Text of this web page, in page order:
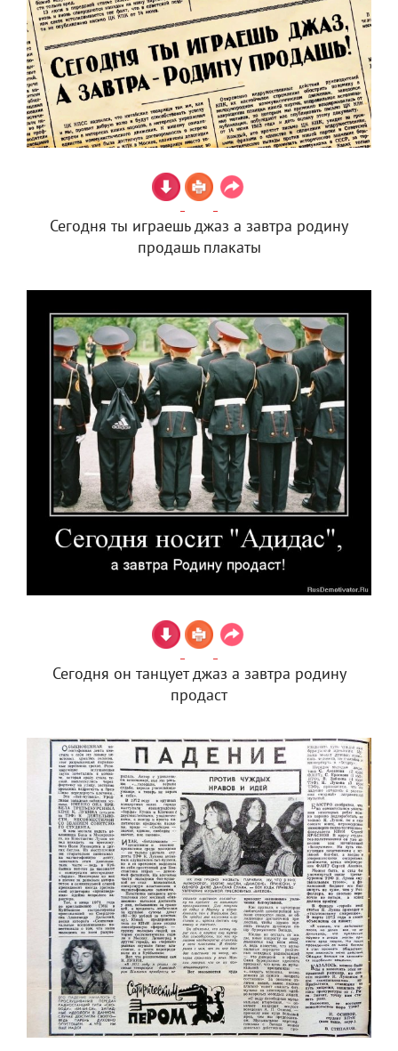
Сегодня ты играешь джаз а завтра родину
продашь плакаты
Сегодня он танцует джаз а завтра родину
продаст